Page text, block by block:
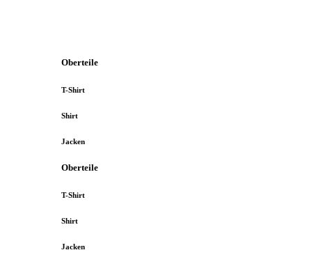
Oberteile
T-Shirt
Shirt
Jacken
Oberteile
T-Shirt
Shirt
Jacken